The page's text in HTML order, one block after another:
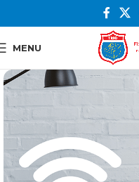
MENU